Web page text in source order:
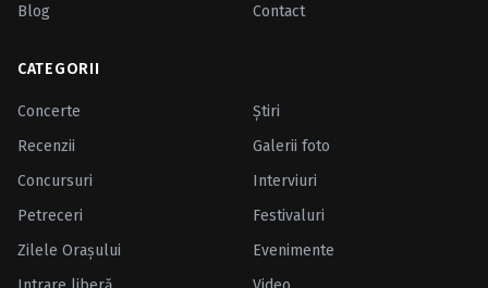
Blog
Contact
CATEGORII
Concerte
Ştiri
Recenzii
Galerii foto
Concursuri
Interviuri
Petreceri
Festivaluri
Zilele Oraşului
Evenimente